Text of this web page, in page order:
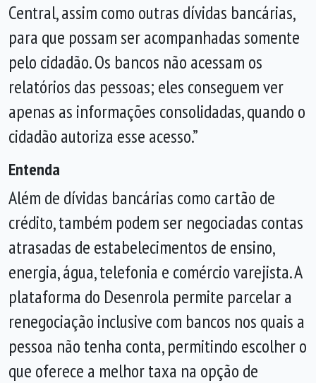
Central, assim como outras dívidas bancárias,
para que possam ser acompanhadas somente
pelo cidadão. Os bancos não acessam os
relatórios das pessoas; eles conseguem ver
apenas as informações consolidadas, quando o
cidadão autoriza esse acesso.”
Entenda
Além de dívidas bancárias como cartão de
crédito, também podem ser negociadas contas
atrasadas de estabelecimentos de ensino,
energia, água, telefonia e comércio varejista. A
plataforma do Desenrola permite parcelar a
renegociação inclusive com bancos nos quais a
pessoa não tenha conta, permitindo escolher o
que oferece a melhor taxa na opção de